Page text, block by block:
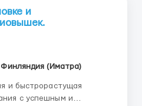
и
Финляндия (Иматра)
и быстрорастущая
с успешным и